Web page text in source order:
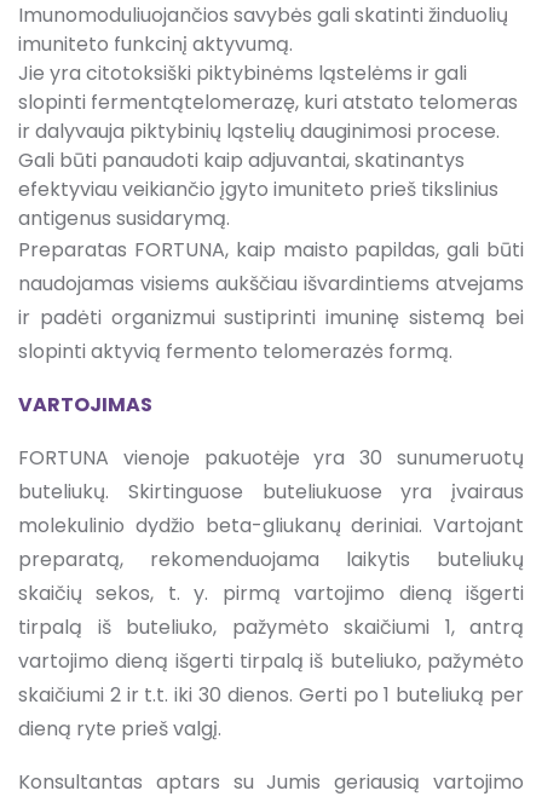
Imunomoduliuojančios savybės gali skatinti žinduolių
imuniteto funkcinį aktyvumą.
Jie yra citotoksiški piktybinėms ląstelėms ir gali
slopinti fermentątelomerazę, kuri atstato telomeras
ir dalyvauja piktybinių ląstelių dauginimosi procese.
Gali būti panaudoti kaip adjuvantai, skatinantys
efektyviau veikiančio įgyto imuniteto prieš tikslinius
antigenus susidarymą.
Preparatas FORTUNA, kaip maisto papildas, gali būti
naudojamas visiems aukščiau išvardintiems atvejams
ir padėti organizmui sustiprinti imuninę sistemą bei
slopinti aktyvią fermento telomerazės formą.
VARTOJIMAS
FORTUNA vienoje pakuotėje yra 30 sunumeruotų
buteliukų. Skirtinguose buteliukuose yra įvairaus
molekulinio dydžio beta-gliukanų deriniai. Vartojant
preparatą, rekomenduojama laikytis buteliukų
skaičių sekos, t. y. pirmą vartojimo dieną išgerti
tirpalą iš buteliuko, pažymėto skaičiumi 1, antrą
vartojimo dieną išgerti tirpalą iš buteliuko, pažymėto
skaičiumi 2 ir t.t. iki 30 dienos. Gerti po 1 buteliuką per
dieną ryte prieš valgį.
Konsultantas aptars su Jumis geriausią vartojimo